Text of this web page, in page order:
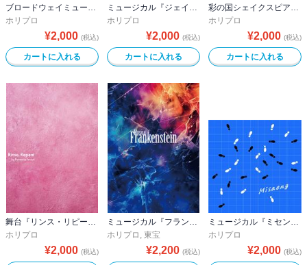
ホリプロ
¥2,000 (税込)
カートに入れる
ホリプロ
¥2,000 (税込)
カートに入れる
ホリプロ
¥2,000 (税込)
カートに入れる
舞台『リンス・リピート ―そして、再び繰り返す―』公演プログラム
ホリプロ
¥2,000 (税込)
ミュージカル『フランケンシュタイン』公演プログラム
ホリプロ , 東宝
¥2,200 (税込)
ミュージカル『ミセン』公演プログラム
ホリプロ
¥2,000 (税込)